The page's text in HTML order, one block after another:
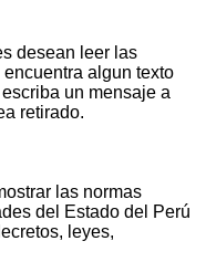
desean leer las
algun texto
un mensaje a
retirado.
las normas
del Estado del Perú
leyes,